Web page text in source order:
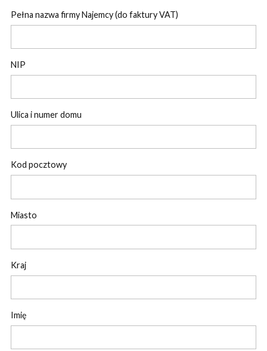
Pełna nazwa firmy Najemcy (do faktury VAT)
NIP
Ulica i numer domu
Kod pocztowy
Miasto
Kraj
Imię